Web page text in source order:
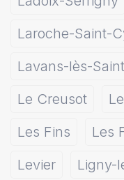
Laroche-Saint-
Lavans-lès-
Le Creusot
Les Fins
Les
Levier
Ligny-